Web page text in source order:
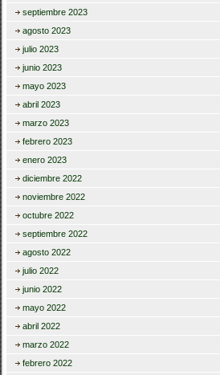
septiembre 2023
agosto 2023
julio 2023
junio 2023
mayo 2023
abril 2023
marzo 2023
febrero 2023
enero 2023
diciembre 2022
noviembre 2022
octubre 2022
septiembre 2022
agosto 2022
julio 2022
junio 2022
mayo 2022
abril 2022
marzo 2022
febrero 2022